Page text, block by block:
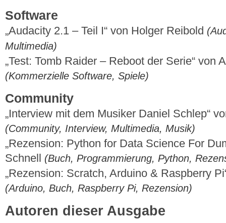
Software
„Audacity 2.1 – Teil I“ von Holger Reibold
Multimedia)
„Test: Tomb Raider – Reboot der Serie“ von
(Kommerzielle Software, Spiele)
Community
„Interview mit dem Musiker Daniel Schlep“
(Community, Interview, Multimedia, Musik)
„Rezension: Python for Data Science For
Schnell
(Buch, Programmierung, Python,
„Rezension: Scratch, Arduino & Raspberry
(Arduino, Buch, Raspberry Pi, Rezension)
Autoren dieser Ausgabe